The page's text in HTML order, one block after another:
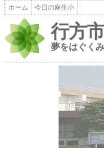
ホーム 今日の麻生小
行方
夢をはぐく